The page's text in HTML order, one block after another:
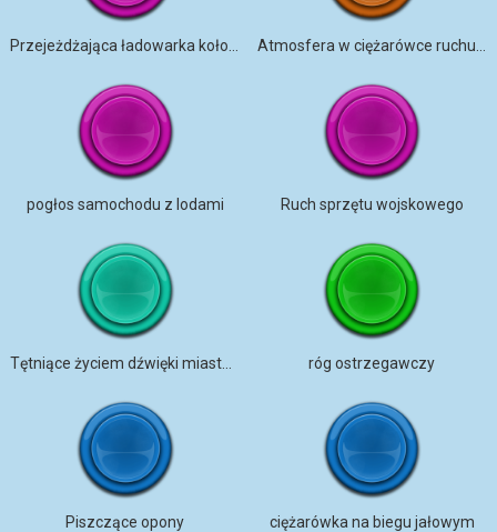
pogłos samochodu z lodami Ruch sprzętu wojskowego
Tętniące życiem dźwięki miasta w deszczowy dzień róg ostrzegawczy
Piszczące opony ciężarówka na biegu jałowym